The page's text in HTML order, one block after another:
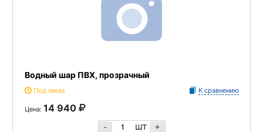
Водный шар ПВХ, прозрачный
Под заказ К сравнению
Цена: 14 940
- шт +